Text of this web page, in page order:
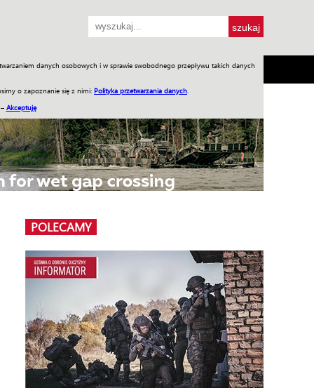
danych osobowych i w sprawie swobodnego przepływu takich danych
o zapoznanie się z nimi: Polityka przetwarzania danych
Akceptuję
SKLEP Jednodniówki Praca w WIW
POLECAMY